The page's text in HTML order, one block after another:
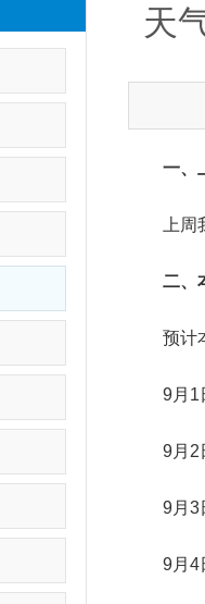
天
一、
上周我
二、
预计本
9月1日
9月2日
9月3日
9月4日